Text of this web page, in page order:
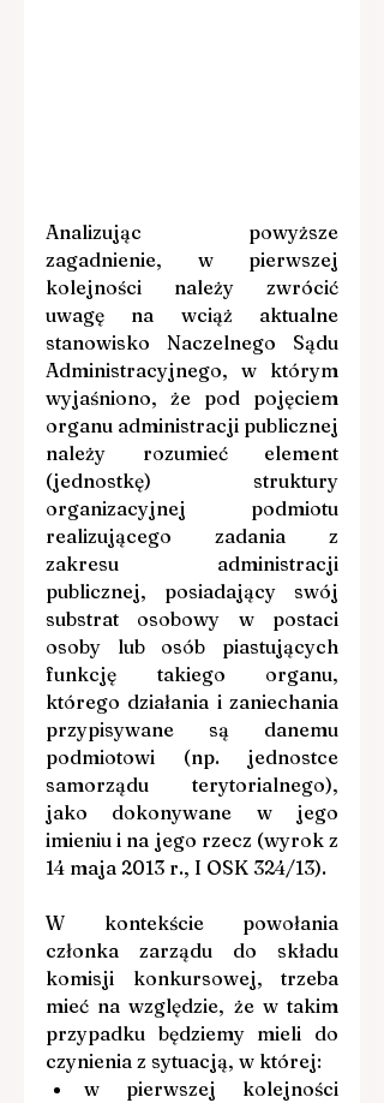
Analizując powyższe
zagadnienie, w pierwszej
kolejności należy zwrócić
uwagę na wciąż aktualne
stanowisko Naczelnego Sądu
Administracyjnego, w którym
wyjaśniono, że pod pojęciem
organu administracji publicznej
należy rozumieć element
(jednostkę) struktury
organizacyjnej podmiotu
realizującego zadania z
zakresu administracji
publicznej, posiadający swój
substrat osobowy w postaci
osoby lub osób piastujących
funkcję takiego organu,
którego działania i zaniechania
przypisywane są danemu
podmiotowi (np. jednostce
samorządu terytorialnego),
jako dokonywane w jego
imieniu i na jego rzecz (wyrok z
14 maja 2013 r., I OSK 324/13).
W kontekście powołania
członka zarządu do składu
komisji konkursowej, trzeba
mieć na względzie, że w takim
przypadku będziemy mieli do
czynienia z sytuacją, w której:
w pierwszej kolejności